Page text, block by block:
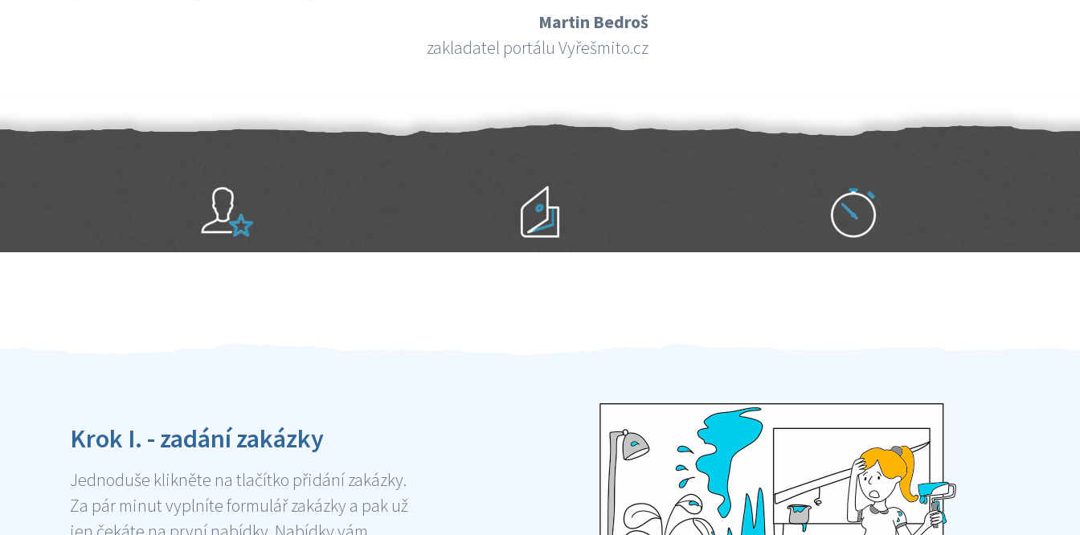
Martin Bedroš
zakladatel portálu Vyřešmito.cz
Krok I. - zadání zakázky
Jednoduše klikněte na tlačítko přidání zakázky.
Za pár minut vyplníte formulář zakázky a pak už